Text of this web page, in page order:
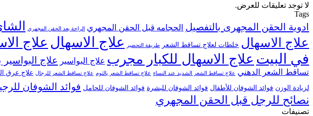
لا توجد تعليقات للعرض.
Tags
ادوية الحقن المجهرى بالتفصيل الحجامه قبل الحقن المجهري الراحة بعد الحقن المجهري
علاج الاسهال خلطات لعلاج تساقط الشعر طريقة التحضير علاج الاسهال علاج
في البيت علاج الاسهال للكبار مجرب علاج البواسير علاج البواسير
تساقط الشعر الدهني علاج تساقط الشعر الشديد عند النساء علاج تساقط الشعر بالثوم علاج تساقط الشعر للرجال علاج عرق
لزيادة الوزن فوائد الشوفان للأطفال فوائد الشوفان للبشرة فوائد الشوفان للحامل فوائد الشوفان
نصائح للرجل قبل الحقن المجهري
تصنيفات